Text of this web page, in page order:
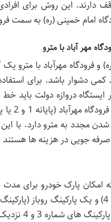
دارند. این روش برای
امام خمینی (ره) به سمت
مهر آباد با مترو
و فرودگاه مهرآباد با
مجدد به مترو دارد. با
صرفه جویی در هزینه ها
امکان پارک خودرو برای